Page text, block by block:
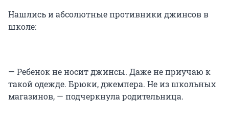
Нашлись и абсолютные противники джинсов в
школе:
— Ребенок не носит джинсы. Даже не приучаю к
такой одежде. Брюки, джемпера. Не из школьных
магазинов, — подчеркнула родительница.